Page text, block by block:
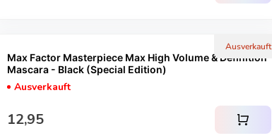
Ausverkauft
Max Factor Masterpiece Max High Volume & Definition
Mascara - Black (Special Edition)
Ausverkauft
Regulärer Preis
12,95 shopping_cart